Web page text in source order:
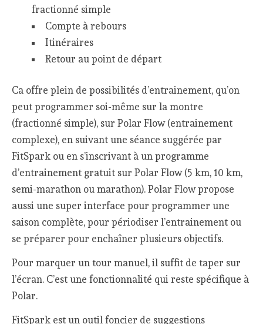
fractionné simple
Compte à rebours
Itinéraires
Retour au point de départ
Ca offre plein de possibilités d’entrainement, qu’on
peut programmer soi-même sur la montre
(fractionné simple), sur Polar Flow (entrainement
complexe), en suivant une séance suggérée par
FitSpark ou en s’inscrivant à un programme
d’entrainement gratuit sur Polar Flow (5 km, 10 km,
semi-marathon ou marathon). Polar Flow propose
aussi une super interface pour programmer une
saison complète, pour périodiser l’entrainement ou
se préparer pour enchaîner plusieurs objectifs.
Pour marquer un tour manuel, il suffit de taper sur
l’écran. C’est une fonctionnalité qui reste spécifique à
Polar.
FitSpark est un outil foncier de suggestions